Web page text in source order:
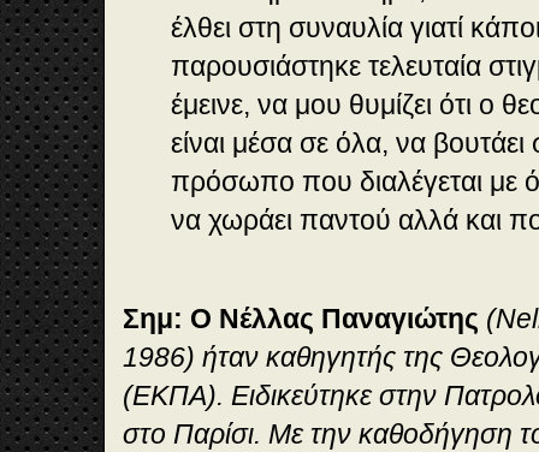
έλθει στη συναυλία γιατί
παρουσιάστηκε τελευταία
έμεινε, να μου θυμίζει ότι ο
είναι μέσα σε όλα, να βουτάει
πρόσωπο που διαλέγεται με
να χωράει παντού αλλά και
Σημ: Ο Νέλλας Παναγιώτης
1986) ήταν καθηγητής της
(ΕΚΠΑ). Ειδικεύτηκε στην
στο Παρίσι. Με την καθοδήγηση